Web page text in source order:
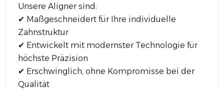
Unsere Aligner sind:
✔ Maßgeschneidert für Ihre individuelle
Zahnstruktur
✔ Entwickelt mit modernster Technologie für
höchste Präzision
✔ Erschwinglich, ohne Kompromisse bei der
Qualität